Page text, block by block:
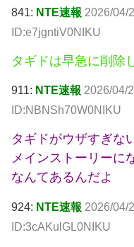
841: NTE速報 2026/04/
ID:e7jgntiV0NIKU
タギドは早急に削除
911: NTE速報 2026/04/
ID:NBNSh70W0NIKU
タギドがウザすぎな
メインストーリーに
なんてあるんだよ
924: NTE速報 2026/04/
ID:3cAKulGL0NIKU